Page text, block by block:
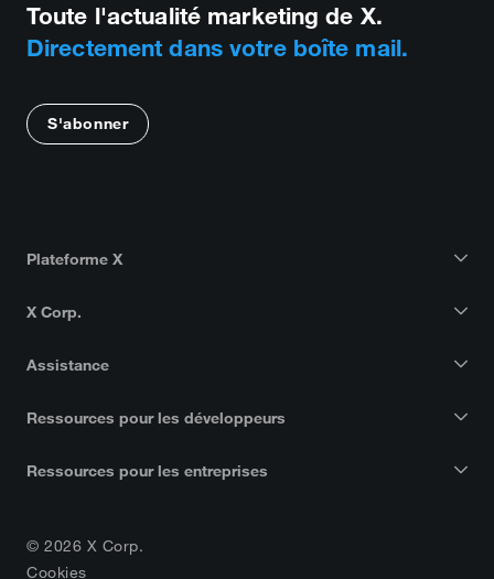
Toute l'actualité marketing de X.
Directement dans votre boîte mail.
S'abonner
Plateforme X
X Corp.
Assistance
Ressources pour les développeurs
Ressources pour les entreprises
© 2026 X Corp.
Cookies